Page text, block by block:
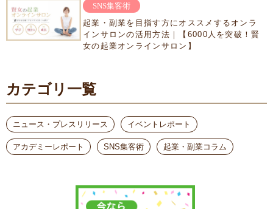
SNS集客術
起業・副業を目指す方にオススメするオンラ
インサロンの活用方法｜【6000人を突破！賢
女の起業オンラインサロン】
カテゴリ一覧
ニュース・プレスリリース イベントレポート
アカデミーレポート SNS集客術 起業・副業コラム